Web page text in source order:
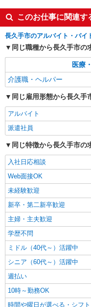
このお仕事に関連す
長久手市のアルバイト・バイ
同じ職種から長久手市の
医療
介護職・ヘルパー
同じ雇用形態から長久手
アルバイト
派遣社員
同じ特徴から長久手市の
入社日応相談
Web面接OK
未経験歓迎
新卒・第二新卒歓迎
主婦・主夫歓迎
学歴不問
ミドル（40代～）活躍中
シニア（60代～）活躍中
週払い
10時～勤務OK
時間や曜日が選べる・シフ